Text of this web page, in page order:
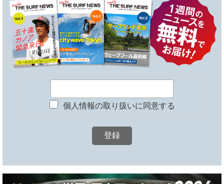
個人情報の取り扱いに同意する